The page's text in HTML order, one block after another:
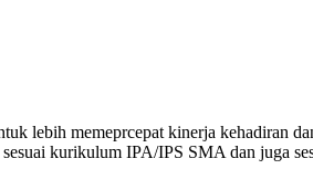
lebih memeprcepat kinerja kehadiran
kurikulum IPA/IPS SMA dan juga